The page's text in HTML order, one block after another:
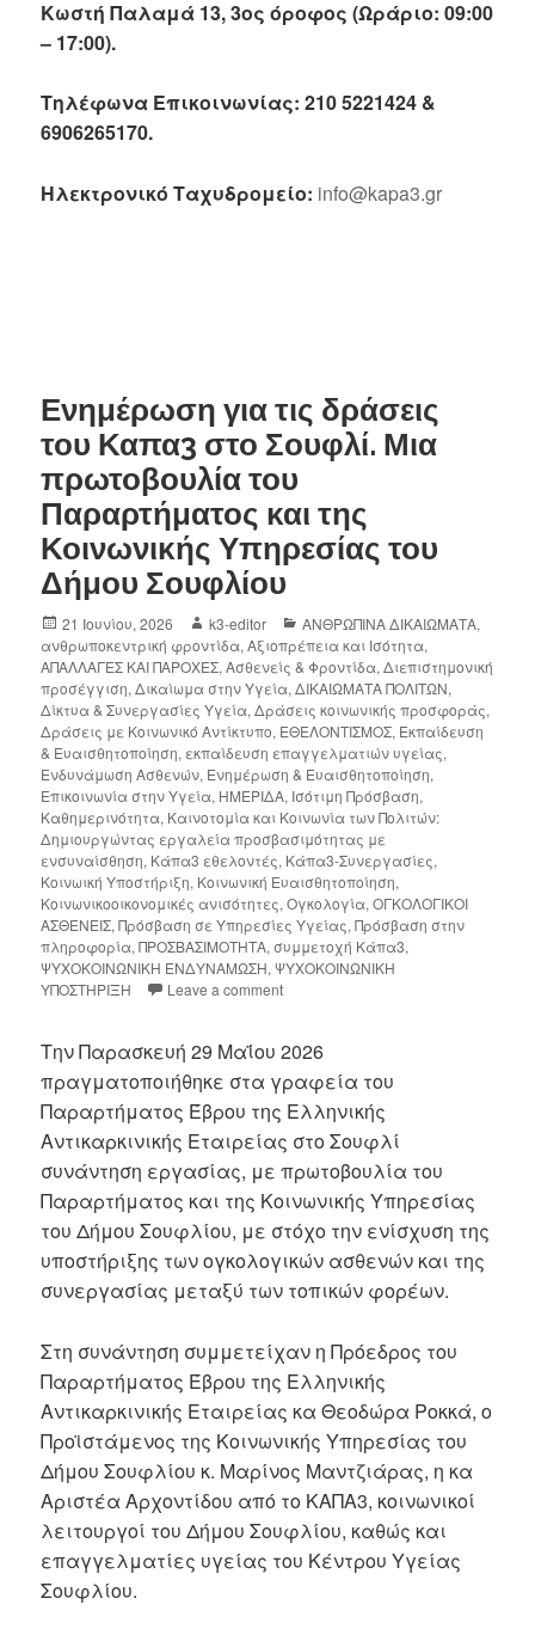
Κωστή Παλαμά 13, 3ος όροφος (Ωράριο: 09:00
– 17:00).
Τηλέφωνα Επικοινωνίας: 210 5221424 &
6906265170.
Ηλεκτρονικό Ταχυδρομείο: info@kapa3.gr
Ενημέρωση για τις δράσεις
του Καπα3 στο Σουφλί. Μια
πρωτοβουλία του
Παραρτήματος και της
Κοινωνικής Υπηρεσίας του
Δήμου Σουφλίου
21 Ιουνίου, 2026 k3-editor ΑΝΘΡΩΠΙΝΑ ΔΙΚΑΙΩΜΑΤΑ,
ανθρωποκεντρική φροντίδα,Αξιοπρέπεια και Ισότητα,
ΑΠΑΛΛΑΓΕΣ ΚΑΙ ΠΑΡΟΧΕΣ,Ασθενείς & Φροντίδα,Διεπιστημονική
προσέγγιση,Δικαίωμα στην Υγεία,ΔΙΚΑΙΩΜΑΤΑ ΠΟΛΙΤΩΝ,
Δίκτυα & Συνεργασίες Υγεία,Δράσεις κοινωνικής προσφοράς,
Δράσεις με Κοινωνικό Αντίκτυπο, ΕΘΕΛΟΝΤΙΣΜΟΣ, Εκπαίδευση
& Ευαισθητοποίηση, εκπαίδευση επαγγελματιών υγείας,
Ενδυνάμωση Ασθενών, Ενημέρωση & Ευαισθητοποίηση,
Επικοινωνία στην Υγεία, ΗΜΕΡΙΔΑ, Ισότιμη Πρόσβαση,
Καθημερινότητα, Καινοτομία και Κοινωνία των Πολιτών:
Δημιουργώντας εργαλεία προσβασιμότητας με
ενσυναίσθηση, Κάπα3 εθελοντές, Κάπα3-Συνεργασίες,
Κοινωική Υποστήριξη, Κοινωνική Ευαισθητοποίηση,
Κοινωνικοοικονομικές ανισότητες,Ογκολογία,ΟΓΚΟΛΟΓΙΚΟΙ
ΑΣΘΕΝΕΙΣ,Πρόσβαση σε Υπηρεσίες Υγείας,Πρόσβαση στην
πληροφορία,ΠΡΟΣΒΑΣΙΜΟΤΗΤΑ,συμμετοχή Κάπα3,
ΨΥΧΟΚΟΙΝΩΝΙΚΗ ΕΝΔΥΝΑΜΩΣΗ,ΨΥΧΟΚΟΙΝΩΝΙΚΗ
ΥΠΟΣΤΗΡΙΞΗ
Leave a comment
Την Παρασκευή 29 Μαΐου 2026
πραγματοποιήθηκε στα γραφεία του
Παραρτήματος Έβρου της Ελληνικής
Αντικαρκινικής Εταιρείας στο Σουφλί
συνάντηση εργασίας, με πρωτοβουλία του
Παραρτήματος και της Κοινωνικής Υπηρεσίας
του Δήμου Σουφλίου, με στόχο την ενίσχυση της
υποστήριξης των ογκολογικών ασθενών και της
συνεργασίας μεταξύ των τοπικών φορέων.
Στη συνάντηση συμμετείχαν η Πρόεδρος του
Παραρτήματος Έβρου της Ελληνικής
Αντικαρκινικής Εταιρείας κα Θεοδώρα Ροκκά, ο
Προϊστάμενος της Κοινωνικής Υπηρεσίας του
Δήμου Σουφλίου κ. Μαρίνος Μαντζιάρας, η κα
Αριστέα Αρχοντίδου από το ΚΑΠΑ3, κοινωνικοί
λειτουργοί του Δήμου Σουφλίου, καθώς και
επαγγελματίες υγείας του Κέντρου Υγείας
Σουφλίου.